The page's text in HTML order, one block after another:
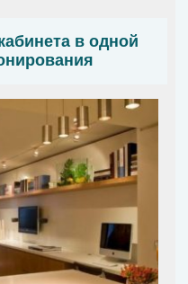
в одной